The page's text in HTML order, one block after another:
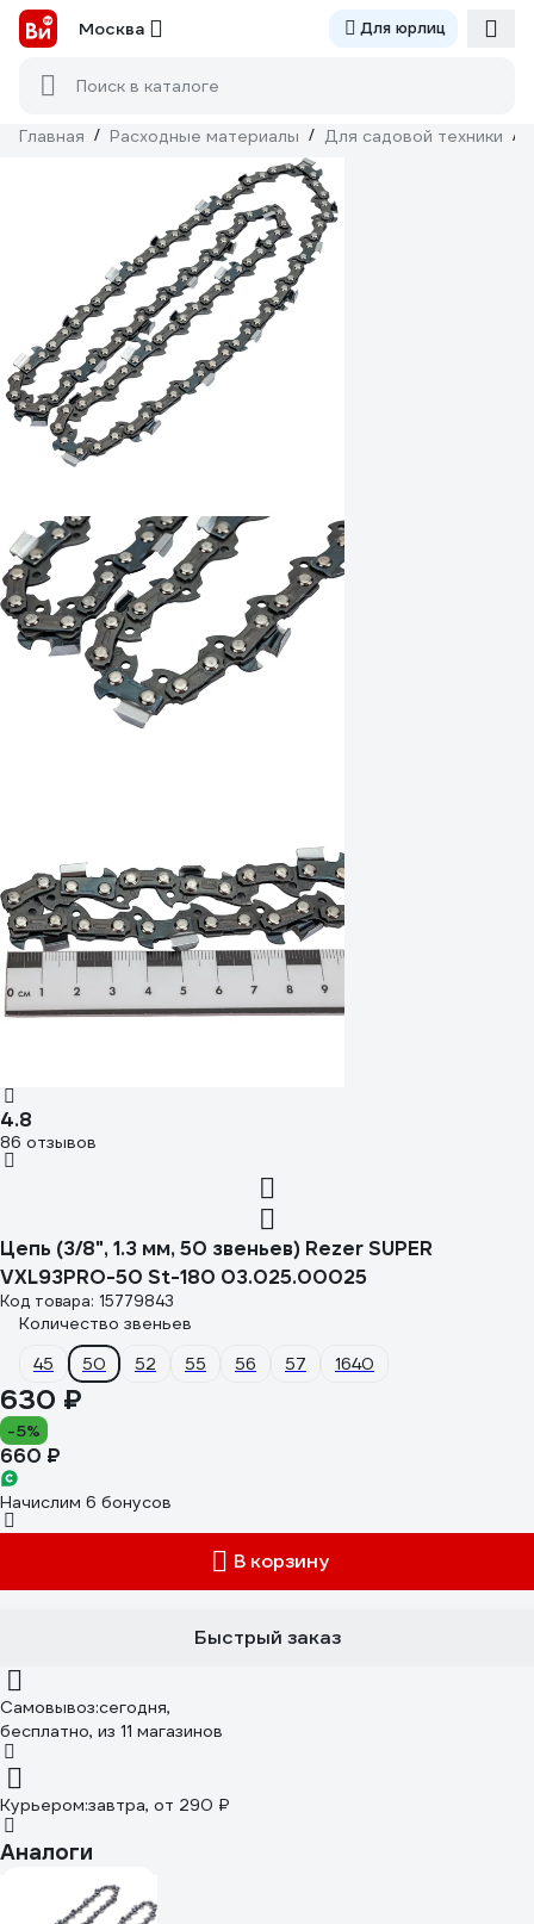
Москва Для юрлиц
Поиск в каталоге
Главная / Расходные материалы / Для садовой техники /
4.8
86 отзывов
Цепь (3/8", 1.3 мм, 50 звеньев) Rezer SUPER
VXL93PRO-50 St-180 03.025.00025
Код товара: 15779843
Количество звеньев
45
50 52 55 56 57 1640
630 ₽
-5%
660 ₽
Начислим 6 бонусов
В корзину
Быстрый заказ
Самовывоз:сегодня,
бесплатно, из 11 магазинов
Курьером:завтра, от 290 ₽
Аналоги